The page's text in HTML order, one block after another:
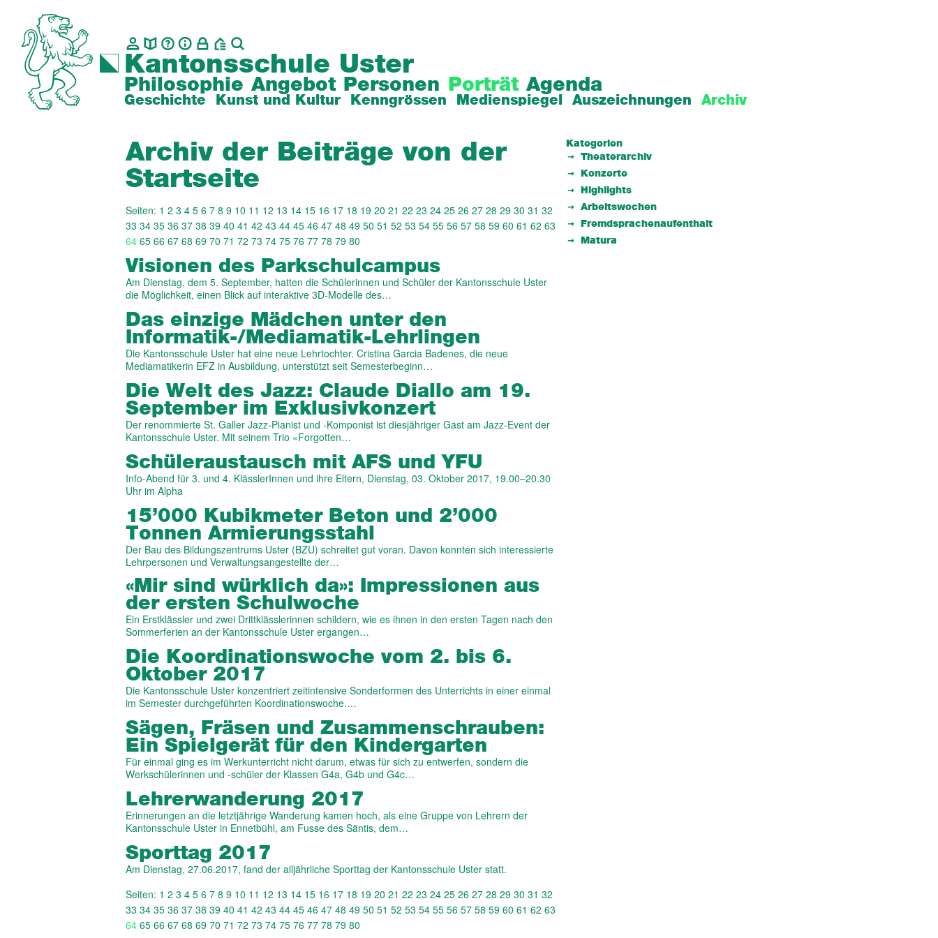
Kantonsschule Uster
Philosophie Angebot Personen Porträt
Geschichte Kunst und Kultur Kenngrössen Medienspiegel Auszeichnungen Archiv
Agenda
Archiv der Beiträge von der
Startseite
Seiten: 1 2 3 4 5 6 7 8 9 10 11 12 13 14 15 16 17 18 19 20 21 22 23 24 25 26 27 28 29 30 31 32
33 34 35 36 37 38 39 40 41 42 43 44 45 46 47 48 49 50 51 52 53 54 55 56 57 58 59 60 61 62 63
64 65 66 67 68 69 70 71 72 73 74 75 76 77 78 79 80
Visionen des Park­schul­campus
Am Dienstag, dem 5. September, hatten die Schülerinnen und Schüler der Kantonsschule Uster
die Möglichkeit, einen Blick auf interaktive 3D-Modelle des…
Das einzige Mädchen unter den
Informatik-/Media­matik-Lehr­lingen
Die Kantonsschule Uster hat eine neue Lehrtochter. Cristina Garcia Badenes, die neue
Mediamatikerin EFZ in Ausbildung, unterstützt seit Semesterbeginn…
Die Welt des Jazz: Claude Diallo am 19.
September im Exklusiv­konzert
Der renommierte St. Galler Jazz-Pianist und -Komponist ist diesjähriger Gast am Jazz-Event der
Kantonsschule Uster. Mit seinem Trio «Forgotten…
Schüler­aus­tausch mit AFS und YFU
Info-Abend für 3. und 4. KlässlerInnen und ihre Eltern, Dienstag, 03. Oktober 2017, 19.00–20.30
Uhr im Alpha
15’000 Kubik­meter Beton und 2’000
Tonnen Armie­rungs­stahl
Der Bau des Bildungszentrums Uster (BZU) schreitet gut voran. Davon konnten sich interessierte
Lehrpersonen und Verwaltungsangestellte der…
«Mir sind würklich da»: Impressionen aus
der ersten Schulwoche
Ein Erstklässler und zwei Drittklässlerinnen schildern, wie es ihnen in den ersten Tagen nach den
Sommerferien an der Kantonsschule Uster ergangen…
Die Ko­ordi­nations­woche vom 2. bis 6.
Oktober 2017
Die Kantonsschule Uster konzentriert zeitintensive Sonderformen des Unterrichts in einer einmal
im Semester durchgeführten Koordinationswoche.…
Sägen, Fräsen und Zusammen­schrauben:
Ein Spielgerät für den Kinder­garten
Für einmal ging es im Werkunterricht nicht darum, etwas für sich zu entwerfen, sondern die
Werkschülerinnen und -schüler der Klassen G4a, G4b und G4c…
Lehrer­wanderung 2017
Erinnerungen an die letztjährige Wanderung kamen hoch, als eine Gruppe von Lehrern der
Kantonsschule Uster in Ennetbühl, am Fusse des Säntis, dem…
Sporttag 2017
Am Dienstag, 27.06.2017, fand der alljährliche Sporttag der Kantonsschule Uster statt.
Seiten: 1 2 3 4 5 6 7 8 9 10 11 12 13 14 15 16 17 18 19 20 21 22 23 24 25 26 27 28 29 30 31 32
33 34 35 36 37 38 39 40 41 42 43 44 45 46 47 48 49 50 51 52 53 54 55 56 57 58 59 60 61 62 63
64 65 66 67 68 69 70 71 72 73 74 75 76 77 78 79 80
Kategorien
Theaterarchiv
Konzerte
Highlights
Arbeitswochen
Fremdsprachenaufenthalt
Matura